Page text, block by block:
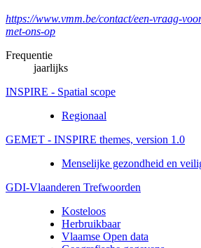
https://www.vmm.be/contact/een-vraag-
met-ons-op
Frequentie
jaarlijks
INSPIRE - Spatial scope
Regionaal
GEMET - INSPIRE themes, version 1.0
Menselijke gezondheid en
GDI-Vlaanderen Trefwoorden
Kosteloos
Herbruikbaar
Vlaamse Open data